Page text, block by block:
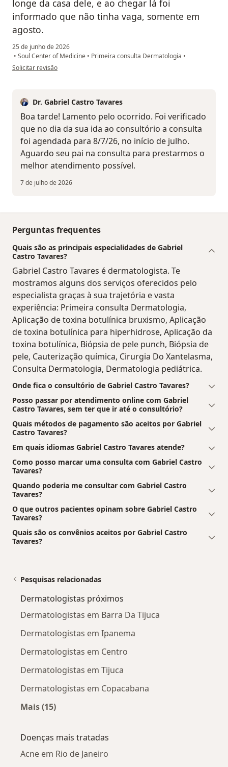
longe da casa dele, e ao chegar lá foi
informado que não tinha vaga, somente em
agosto.
25 de junho de 2026
• Soul Center of Medicine • Primeira consulta Dermatologia •
na opinião do utilizador LM
Solicitar revisão
Dr. Gabriel Castro Tavares
Boa tarde! Lamento pelo ocorrido. Foi verificado
que no dia da sua ida ao consultório a consulta
foi agendada para 8/7/26, no início de julho.
Aguardo seu pai na consulta para prestarmos o
melhor atendimento possível.
7 de julho de 2026
Perguntas frequentes
Quais são as principais especialidades de Gabriel
Castro Tavares?
Gabriel Castro Tavares é dermatologista. Te
mostramos alguns dos serviços oferecidos pelo
especialista graças à sua trajetória e vasta
experiência: Primeira consulta Dermatologia,
Aplicação de toxina botulínica bruxismo, Aplicação
de toxina botulínica para hiperhidrose, Aplicação da
toxina botulínica, Biópsia de pele punch, Biópsia de
pele, Cauterização química, Cirurgia Do Xantelasma,
Consulta Dermatologia, Dermatologia pediátrica.
Onde fica o consultório de Gabriel Castro Tavares?
Posso passar por atendimento online com Gabriel
Castro Tavares, sem ter que ir até o consultório?
Quais métodos de pagamento são aceitos por Gabriel
Castro Tavares?
Em quais idiomas Gabriel Castro Tavares atende?
Como posso marcar uma consulta com Gabriel Castro
Tavares?
Quando poderia me consultar com Gabriel Castro
Tavares?
O que outros pacientes opinam sobre Gabriel Castro
Tavares?
Quais são os convênios aceitos por Gabriel Castro
Tavares?
Pesquisas relacionadas
Dermatologistas próximos
Dermatologistas em Barra Da Tijuca
Dermatologistas em Ipanema
Dermatologistas em Centro
Dermatologistas em Tijuca
Dermatologistas em Copacabana
Mais (15)
Doenças mais tratadas
Acne em Rio de Janeiro